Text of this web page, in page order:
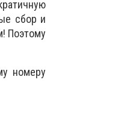
сбор и
Поэтому
номеру